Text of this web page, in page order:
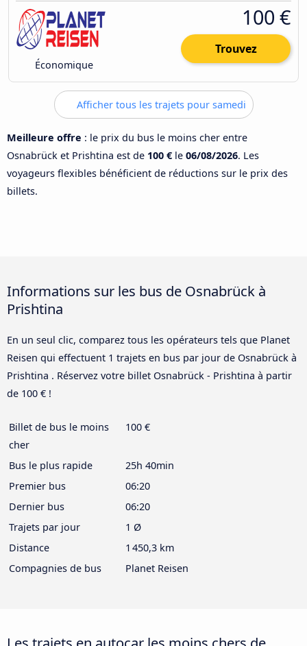
Économique
100 €
Trouvez
Afficher tous les trajets pour samedi
Meilleure offre : le prix du bus le moins cher entre
Osnabrück et Prishtina est de 100 € le 06/08/2026. Les
voyageurs flexibles bénéficient de réductions sur le prix des
billets.
Informations sur les bus de Osnabrück à
Prishtina
En un seul clic, comparez tous les opérateurs tels que Planet
Reisen qui effectuent 1 trajets en bus par jour de Osnabrück à
Prishtina . Réservez votre billet Osnabrück - Prishtina à partir
de 100 € !
Billet de bus le moins
cher
100 €
Bus le plus rapide
25h 40min
Premier bus
06:20
Dernier bus
06:20
Trajets par jour
1 Ø
Distance
1 450,3 km
Compagnies de bus
Planet Reisen